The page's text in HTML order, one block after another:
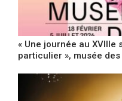
« Une journée au XVIIIe
particulier », musée